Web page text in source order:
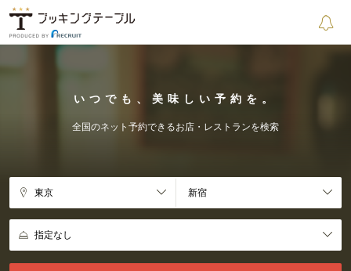
いつでも、美味しい予約を。
全国のネット予約できるお店・レストランを検索